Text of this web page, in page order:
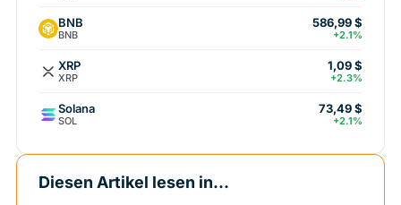
BNB
BNB
586,99 $
+2.1%
XRP
XRP
1,09 $
+2.3%
Solana
SOL
73,49 $
+2.1%
Diesen Artikel lesen in...